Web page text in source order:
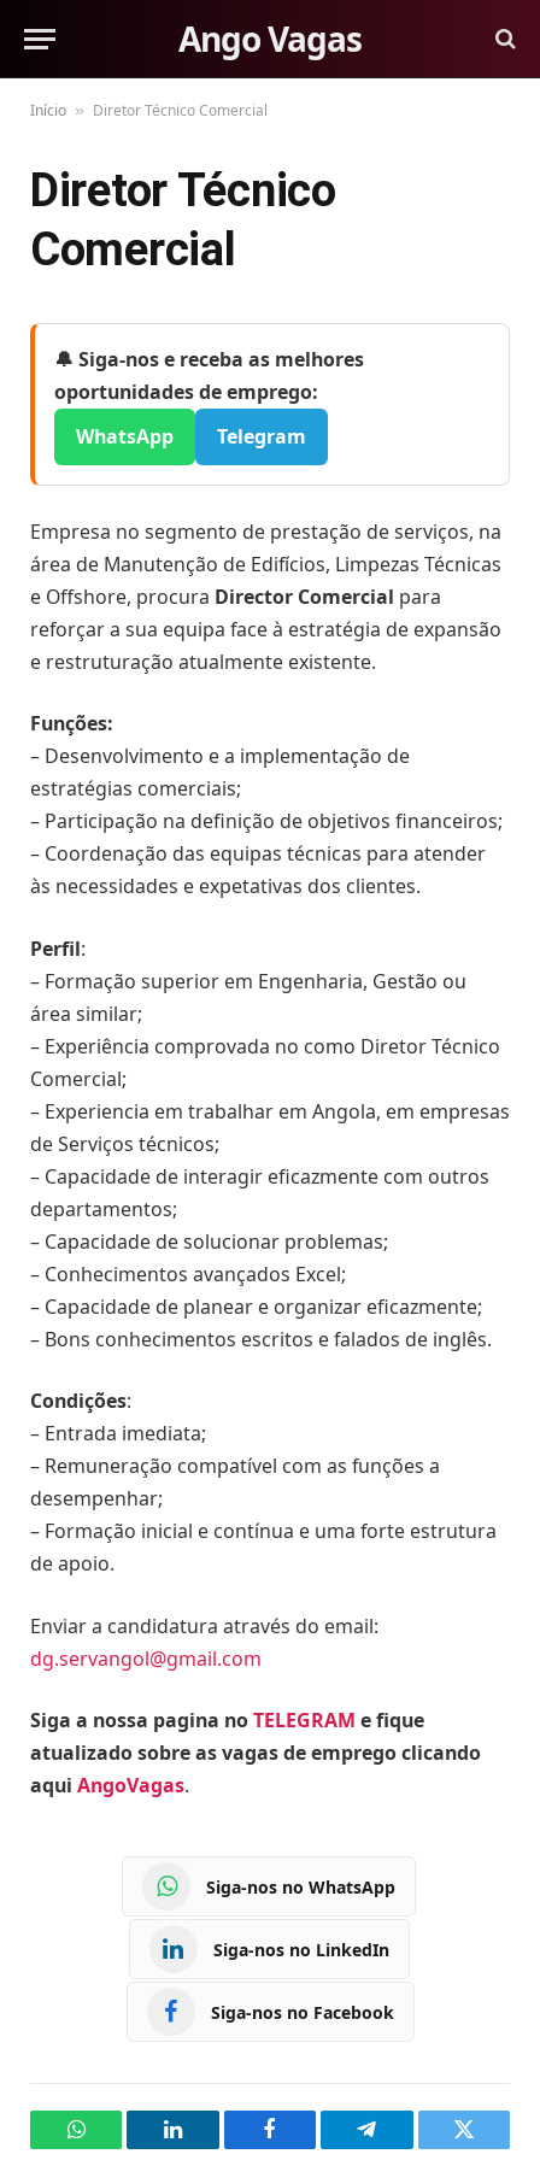
Ango Vagas
Início » Diretor Técnico Comercial
Diretor Técnico
Comercial
🔔 Siga-nos e receba as melhores
oportunidades de emprego:
WhatsApp
Telegram
Empresa no segmento de prestação de serviços, na
área de Manutenção de Edifícios, Limpezas Técnicas
e Offshore, procura Director Comercial para
reforçar a sua equipa face à estratégia de expansão
e restruturação atualmente existente.
Funções:
– Desenvolvimento e a implementação de
estratégias comerciais;
– Participação na definição de objetivos financeiros;
– Coordenação das equipas técnicas para atender
às necessidades e expetativas dos clientes.
Perfil:
– Formação superior em Engenharia, Gestão ou
área similar;
– Experiência comprovada no como Diretor Técnico
Comercial;
– Experiencia em trabalhar em Angola, em empresas
de Serviços técnicos;
– Capacidade de interagir eficazmente com outros
departamentos;
– Capacidade de solucionar problemas;
– Conhecimentos avançados Excel;
– Capacidade de planear e organizar eficazmente;
– Bons conhecimentos escritos e falados de inglês.
Condições:
– Entrada imediata;
– Remuneração compatível com as funções a
desempenhar;
– Formação inicial e contínua e uma forte estrutura
de apoio.
Enviar a candidatura através do email:
dg.servangol@gmail.com
Siga a nossa pagina noTELEGRAM e fique
atualizado sobre as vagas de emprego clicando
aqui AngoVagas.
Siga-nos no WhatsApp
Siga-nos no LinkedIn
Siga-nos no Facebook
WhatsAppLinkedIn Facebook Telegram Twitter